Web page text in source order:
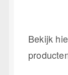
Bekijk